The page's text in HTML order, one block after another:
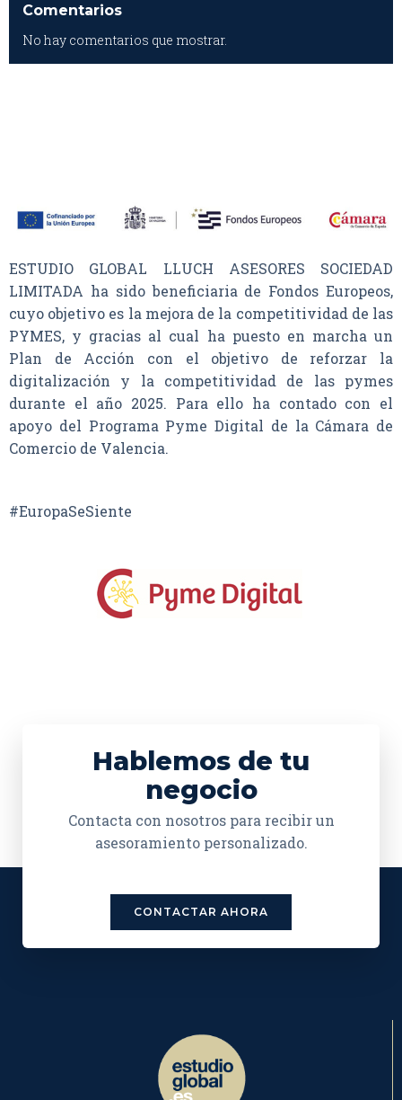
Comentarios
No hay comentarios que mostrar.
ESTUDIO GLOBAL LLUCH ASESORES SOCIEDAD
LIMITADA ha sido beneficiaria de Fondos Europeos,
cuyo objetivo es la mejora de la competitividad de las
PYMES, y gracias al cual ha puesto en marcha un
Plan de Acción con el objetivo de reforzar la
digitalización y la competitividad de las pymes
durante el año 2025. Para ello ha contado con el
apoyo del Programa Pyme Digital de la Cámara de
Comercio de Valencia.
#EuropaSeSiente
Hablemos de tu
negocio
Contacta con nosotros para recibir un
asesoramiento personalizado.
CONTACTAR AHORA